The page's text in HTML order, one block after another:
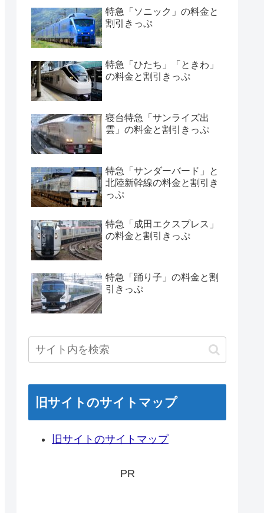
特急「ソニック」の料金と
割引きっぷ
特急「ひたち」「ときわ」
の料金と割引きっぷ
寝台特急「サンライズ出
雲」の料金と割引きっぷ
特急「サンダーバード」と
北陸新幹線の料金と割引き
っぷ
特急「成田エクスプレス」
の料金と割引きっぷ
特急「踊り子」の料金と割
引きっぷ
旧サイトのサイトマップ
旧サイトのサイトマップ
PR